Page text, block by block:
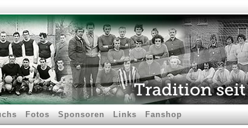
Fotos Sponsoren Links Fanshop